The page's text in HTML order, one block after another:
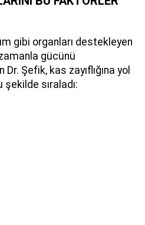
gibi organları destekleyen
gücünü
Şefik, kas zayıflığına yol
sıraladı: